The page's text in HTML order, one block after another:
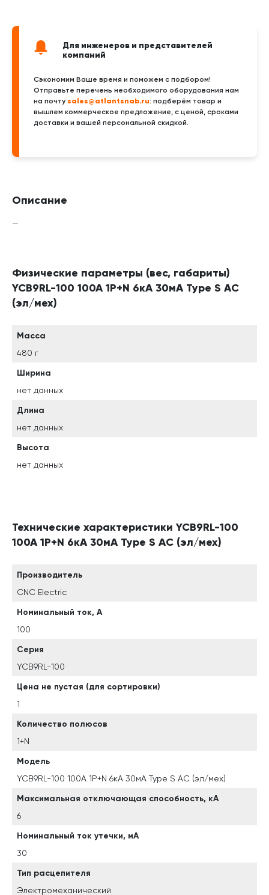
Для инженеров и представителей
компаний
Сэкономим Ваше время и поможем с подбором!
Отправьте перечень необходимого оборудования нам
на почту sales@atlantsnab.ru: подберём товар и
вышлем коммерческое предложение, с ценой, сроками
доставки и вашей персональной скидкой.
Описание
—
Физические параметры (вес, габариты)
YCB9RL-100 100A 1P+N 6кА 30мА Type S AC
(эл/мех)
Масса
480 г
Ширина
нет данных
Длина
нет данных
Высота
нет данных
Технические характеристики YCB9RL-100
100A 1P+N 6кА 30мА Type S AC (эл/мех)
Производитель
CNC Electric
Номинальный ток, А
100
Серия
YCB9RL-100
Цена не пустая (для сортировки)
1
Количество полюсов
1+N
Модель
YCB9RL-100 100A 1P+N 6кА 30мА Type S AC (эл/мех)
Максимальная отключающая способность, кА
6
Номинальный ток утечки, мА
30
Тип расцепителя
Электромеханический